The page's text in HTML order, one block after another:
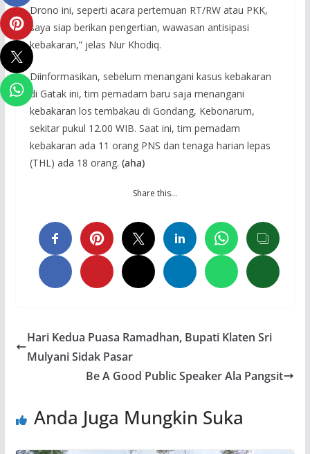
Drono ini, seperti acara pertemuan RT/RW atau PKK,
saya siap berikan pengertian, wawasan antisipasi
kebakaran,” jelas Nur Khodiq.
Diinformasikan, sebelum menangani kasus kebakaran
di Gatak ini, tim pemadam baru saja menangani
kebakaran los tembakau di Gondang, Kebonarum,
sekitar pukul 12.00 WIB. Saat ini, tim pemadam
kebakaran ada 11 orang PNS dan tenaga harian lepas
(THL) ada 18 orang. (aha)
Share this…
Hari Kedua Puasa Ramadhan, Bupati Klaten Sri
Mulyani Sidak Pasar
Be A Good Public Speaker Ala Pangsit
Anda Juga Mungkin Suka